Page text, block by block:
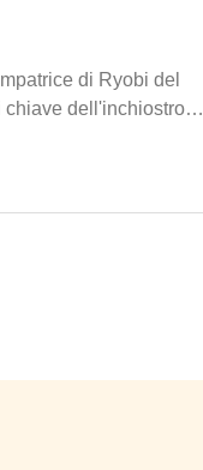
di Ryobi del
chiave dell'inchiostro di